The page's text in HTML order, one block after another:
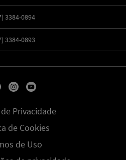
3384-0894
3384-0893
Privacidade
de Cookies
de Uso